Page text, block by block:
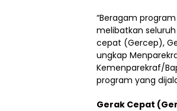
“Beragam
melibatkan
cepat (Gercep),
ungkap
Kemenparekraf/
program yang
Gerak Cepat